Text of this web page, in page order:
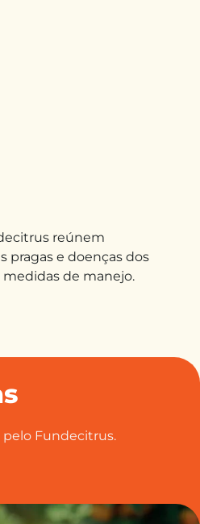
reúnem
pragas e doenças dos
de manejo.
Fundecitrus.